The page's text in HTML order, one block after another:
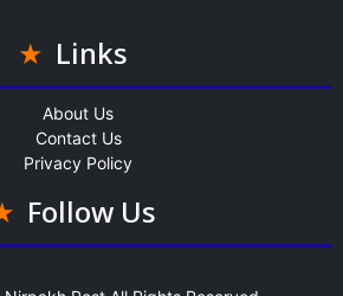
Links
About Us
Contact Us
Privacy Policy
Follow Us